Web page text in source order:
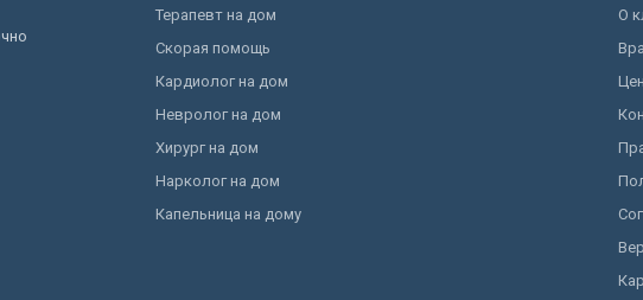
Терапевт на дом
Скорая помощь
Кардиолог на дом
Невролог на дом
Хирург на дом
Нарколог на дом
Капельница на дому
О